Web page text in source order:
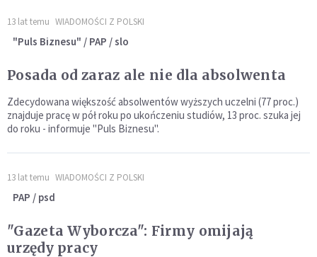
13 lat temu WIADOMOŚCI Z POLSKI
"Puls Biznesu" / PAP / slo
Posada od zaraz ale nie dla absolwenta
Zdecydowana większość absolwentów wyższych uczelni (77 proc.)
znajduje pracę w pół roku po ukończeniu studiów, 13 proc. szuka jej
do roku - informuje "Puls Biznesu".
13 lat temu WIADOMOŚCI Z POLSKI
PAP / psd
"Gazeta Wyborcza": Firmy omijają
urzędy pracy